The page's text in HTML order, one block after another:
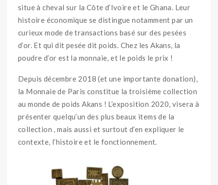
situe à cheval sur la Côte d’Ivoire et le Ghana. Leur
histoire économique se distingue notamment par un
curieux mode de transactions basé sur des pesées
d’or. Et qui dit pesée dit poids. Chez les Akans, la
poudre d’or est la monnaie, et le poids le prix !
Depuis décembre 2018 (et une importante donation),
la Monnaie de Paris constitue la troisième collection
au monde de poids Akans ! L’exposition 2020, visera à
présenter quelqu’un des plus beaux items de la
collection , mais aussi et surtout d’en expliquer le
contexte, l’histoire et le fonctionnement.